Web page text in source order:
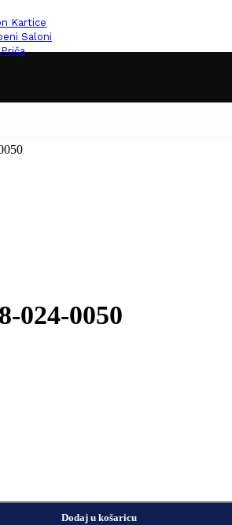
Kartice
Saloni
024-0050
Dodaj u košaricu